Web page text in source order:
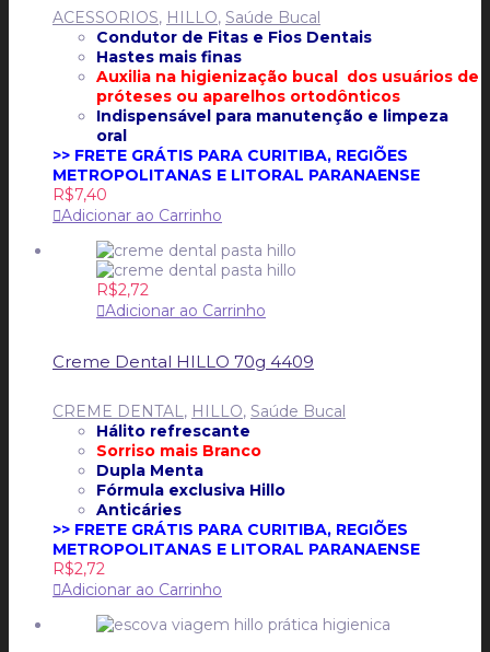
ACESSORIOS, HILLO, Saúde Bucal
Condutor de Fitas e Fios Dentais
Hastes mais finas
Auxilia na higienização bucal dos usuários de
próteses ou aparelhos ortodônticos
Indispensável para manutenção e limpeza
oral
>> FRETE GRÁTIS PARA CURITIBA, REGIÕES
METROPOLITANAS E LITORAL PARANAENSE
R$7,40
Adicionar ao Carrinho
R$2,72
Adicionar ao Carrinho
Creme Dental HILLO 70g 4409
CREME DENTAL, HILLO, Saúde Bucal
Hálito refrescante
Sorriso mais Branco
Dupla Menta
Fórmula exclusiva Hillo
Anticáries
>> FRETE GRÁTIS PARA CURITIBA, REGIÕES
METROPOLITANAS E LITORAL PARANAENSE
R$2,72
Adicionar ao Carrinho